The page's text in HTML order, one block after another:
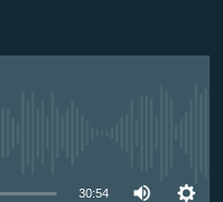
30:54